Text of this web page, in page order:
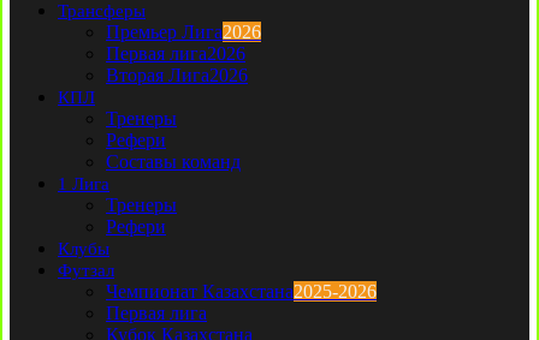
Трансферы
Премьер Лига2026
Первая лига2026
Вторая Лига2026
КПЛ
Тренеры
Рефери
Составы команд
1 Лига
Тренеры
Рефери
Клубы
Футзал
Чемпионат Казахстана2025-2026
Первая лига
Кубок Казахстана